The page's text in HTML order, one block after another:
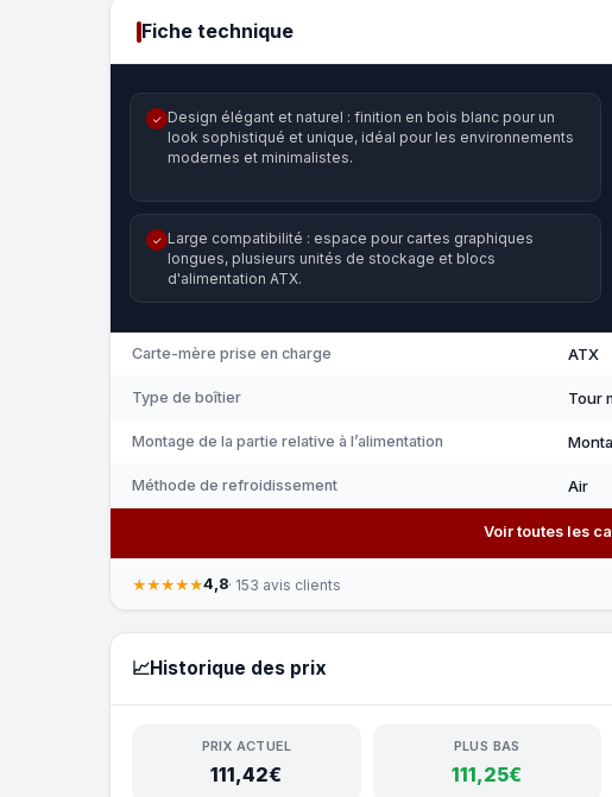
Fiche technique
✓ Design élégant et naturel : finition en bois blanc pour un
look sophistiqué et unique, idéal pour les environnements
modernes et minimalistes.
✓ Large compatibilité : espace pour cartes graphiques
longues, plusieurs unités de stockage et blocs
d'alimentation ATX.
Carte-mère prise en charge ATX
Type de boîtier Tour
Montage de la partie relative à l’alimentation
Méthode de refroidissement Air
Voir toutes les
★★★★★4,8· 153 avis clients
📈Historique des prix
PRIX ACTUEL
111,42€
PLUS BAS
111,25€